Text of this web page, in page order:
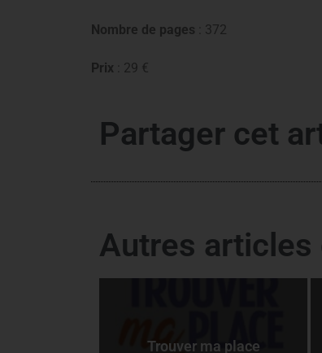
Nombre de pages : 372
Prix : 29 €
Partager cet
Autres articles
Trouver ma place